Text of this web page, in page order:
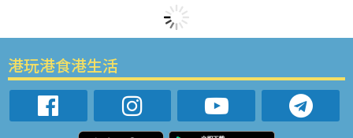
港玩港食港生活